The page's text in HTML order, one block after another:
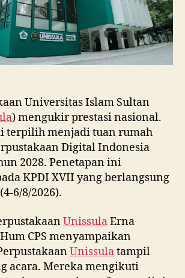
Universitas Islam Sultan
) mengukir prestasi nasional.
terpilih menjadi tuan rumah
Digital Indonesia
2028. Penetapan ini
KPDI XVII yang berlangsung
6/8/2026).
UnissulaErna
CPS menyampaikan
Unissulatampil
acara. Mereka mengikuti